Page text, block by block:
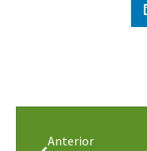
Anterior